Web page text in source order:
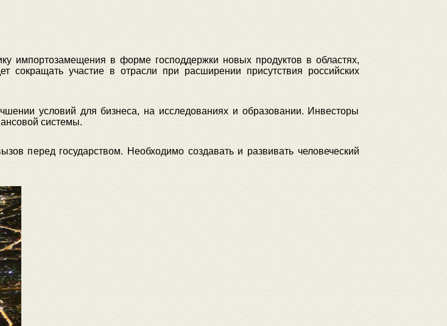
импортозамещения в форме господдержки новых продуктов в областях,
сокращать участие в отрасли при расширении присутствия российских
условий для бизнеса, на исследованиях и образовании. Инвесторы
системы.
перед государством. Необходимо создавать и развивать человеческий